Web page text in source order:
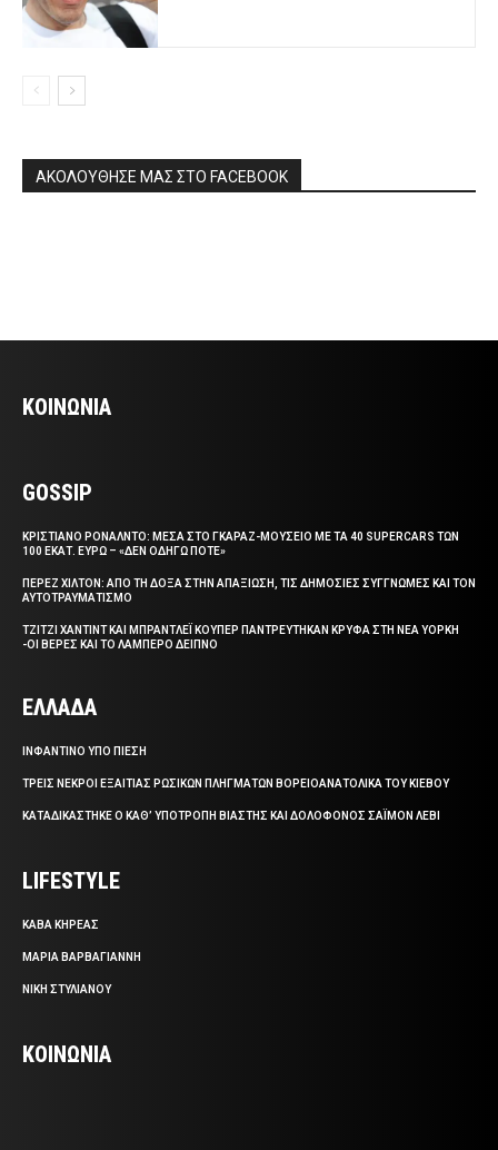
ΑΚΟΛΟΥΘΗΣΕ ΜΑΣ ΣΤΟ FACEBOOK
ΚΟΙΝΩΝΙΑ
GOSSIP
ΚΡΙΣΤΙΑΝΟ ΡΟΝΑΛΝΤΟ: ΜΕΣΑ ΣΤΟ ΓΚΑΡΑΖ-ΜΟΥΣΕΙΟ ΜΕ ΤΑ 40 SUPERCARS ΤΩΝ
100 ΕΚΑΤ. ΕΥΡΩ – «ΔΕΝ ΟΔΗΓΩ ΠΟΤΕ»
ΠΕΡΕΖ ΧΙΛΤΟΝ: ΑΠΟ ΤΗ ΔΟΞΑ ΣΤΗΝ ΑΠΑΞΙΩΣΗ, ΤΙΣ ΔΗΜΟΣΙΕΣ ΣΥΓΓΝΩΜΕΣ ΚΑΙ ΤΟΝ
ΑΥΤΟΤΡΑΥΜΑΤΙΣΜΟ
ΤΖΙΤΖΙ ΧΑΝΤΙΝΤ ΚΑΙ ΜΠΡΑΝΤΛΕΪ ΚΟΥΠΕΡ ΠΑΝΤΡΕΥΤΗΚΑΝ ΚΡΥΦΑ ΣΤΗ ΝΕΑ ΥΟΡΚΗ
-ΟΙ ΒΕΡΕΣ ΚΑΙ ΤΟ ΛΑΜΠΕΡΟ ΔΕΙΠΝΟ
ΕΛΛΑΔΑ
ΙΝΦΑΝΤΙΝΟ ΥΠΟ ΠΙΕΣΗ
ΤΡΕΙΣ ΝΕΚΡΟΙ ΕΞΑΙΤΙΑΣ ΡΩΣΙΚΩΝ ΠΛΗΓΜΑΤΩΝ ΒΟΡΕΙΟΑΝΑΤΟΛΙΚΑ ΤΟΥ ΚΙΕΒΟΥ
ΚΑΤΑΔΙΚΑΣΤΗΚΕ Ο ΚΑΘ’ ΥΠΟΤΡΟΠΗ ΒΙΑΣΤΗΣ ΚΑΙ ΔΟΛΟΦΟΝΟΣ ΣΑΪΜΟΝ ΛΕΒΙ
LIFESTYLE
ΚΑΒΑ ΚΗΡΕΑΣ
ΜΑΡΙΑ ΒΑΡΒΑΓΙΑΝΝΗ
ΝΙΚΗ ΣΤΥΛΙΑΝΟΥ
ΚΟΙΝΩΝΙΑ